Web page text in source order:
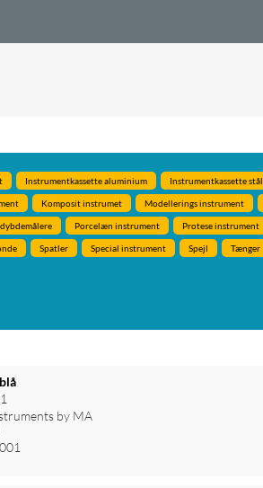
Instrumentkassette aluminium Instrumentkassette stål
Komposit instrumet Modellerings instrument
Porcelæn instrument Protese instrument
Spatler Special instrument Spejl Tænger
by MA